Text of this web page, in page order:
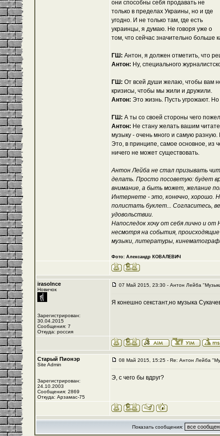
они способны себя продавать не
только в пределах Украины, но и где
угодно. И не только там, где есть
украинцы, я думаю. Не говоря уже о
том, что сейчас значительно больше
ГШ: Антон, я должен отметить, что
Антон: Ну, специального
ГШ: От всей души желаю, чтобы вам
кризисы, чтобы мы жили и дружили.
Антон: Это жизнь. Пусть угрожают.
ГШ: А ты со своей стороны чего
Антон: Не стану желать вашим
музыку - очень много и самую
Это, в принципе, самое основное, из
ничего не может существовать.
Антон Лейба не стал призывать
делать. Просто посоветую: будет
внимание, а быть может, желание
Интернете - это, конечно, хорошо.
полистать буклет... Согласитесь,
удовольствии.
Напоследок хочу от себя лично и
несмотря на события,
музыки, литературы,
Фото: Александр КОВАЛЕВИЧ
irasolnce
Новичок
Зарегистрирован:
30.04.2015
Сообщения: 7
Откуда: россия
07 Май 2015, 23:30 - Антон Лейба
Я конешно секстант,но музыка
Старый Пионэр
Site Admin
Зарегистрирован:
24.10.2003
Сообщения: 2869
Откуда: Арзамас-75
08 Май 2015, 15:25 - Re: Антон Лейба
Э, с чего бы вдруг?
Показать сообщения: